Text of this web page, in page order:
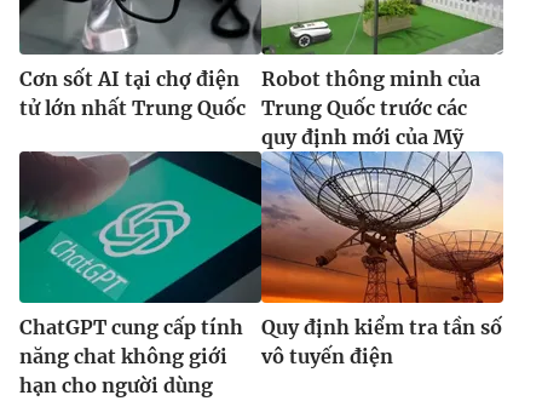
Cơn sốt AI tại chợ điện
tử lớn nhất Trung Quốc
Robot thông minh của
Trung Quốc trước các
quy định mới của Mỹ
ChatGPT cung cấp tính
năng chat không giới
hạn cho người dùng
Quy định kiểm tra tần số
vô tuyến điện